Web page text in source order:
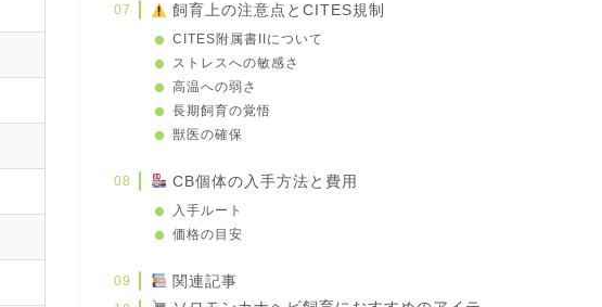
飼育上の注意点とCITES規制
CITES附属書IIについて
ストレスへの敏感さ
高温への弱さ
長期飼育の覚悟
獣医の確保
CB個体の入手方法と費用
入手ルート
価格の目安
関連記事